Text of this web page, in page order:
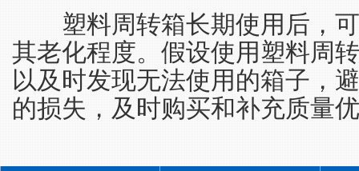
塑料周转箱长期使用后，可
其老化程度。假设使用塑料周
以及时发现无法使用的箱子，
的损失，及时购买和补充质量